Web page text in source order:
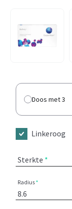
Doos met 3
Linkeroog
Sterkte
Radius